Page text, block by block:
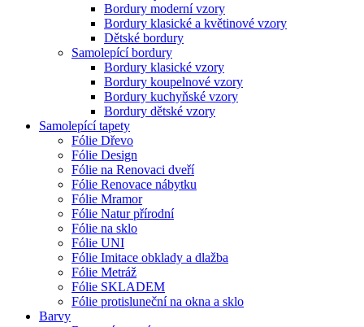
Bordury moderní vzory
Bordury klasické a květinové vzory
Dětské bordury
Samolepící bordury
Bordury klasické vzory
Bordury koupelnové vzory
Bordury kuchyňské vzory
Bordury dětské vzory
Samolepící tapety
Fólie Dřevo
Fólie Design
Fólie na Renovaci dveří
Fólie Renovace nábytku
Fólie Mramor
Fólie Natur přírodní
Fólie na sklo
Fólie UNI
Fólie Imitace obklady a dlažba
Fólie Metráž
Fólie SKLADEM
Fólie protisluneční na okna a sklo
Barvy